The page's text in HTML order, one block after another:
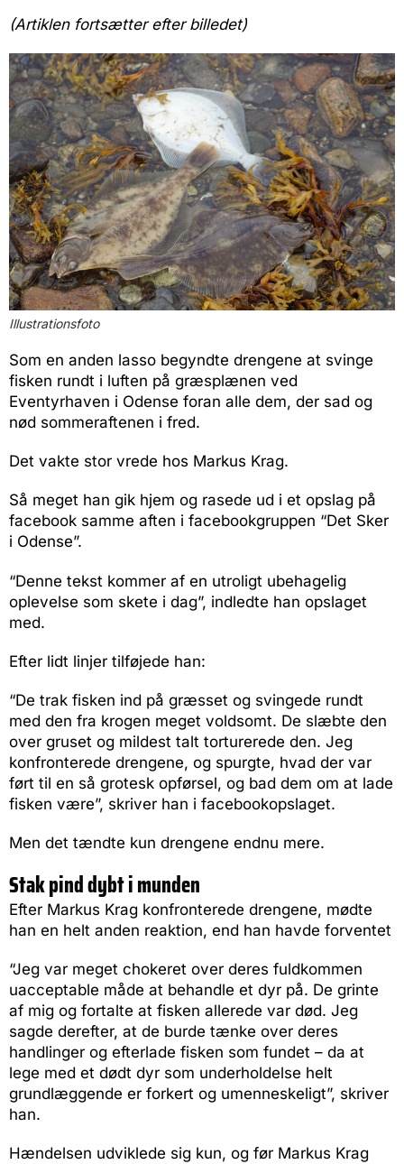
(Artiklen fortsætter efter billedet)
Illustrationsfoto
Som en anden lasso begyndte drengene at svinge
fisken rundt i luften på græsplænen ved
Eventyrhaven i Odense foran alle dem, der sad og
nød sommeraftenen i fred.
Det vakte stor vrede hos Markus Krag.
Så meget han gik hjem og rasede ud i et opslag på
facebook samme aften i facebookgruppen “Det Sker
i Odense”.
“Denne tekst kommer af en utroligt ubehagelig
oplevelse som skete i dag”, indledte han opslaget
med.
Efter lidt linjer tilføjede han:
“De trak fisken ind på græsset og svingede rundt
med den fra krogen meget voldsomt. De slæbte den
over gruset og mildest talt torturerede den. Jeg
konfronterede drengene, og spurgte, hvad der var
ført til en så grotesk opførsel, og bad dem om at lade
fisken være”, skriver han i facebookopslaget.
Men det tændte kun drengene endnu mere.
Stak pind dybt i munden
Efter Markus Krag konfronterede drengene, mødte
han en helt anden reaktion, end han havde forventet
“Jeg var meget chokeret over deres fuldkommen
uacceptable måde at behandle et dyr på. De grinte
af mig og fortalte at fisken allerede var død. Jeg
sagde derefter, at de burde tænke over deres
handlinger og efterlade fisken som fundet – da at
lege med et dødt dyr som underholdelse helt
grundlæggende er forkert og umenneskeligt”, skriver
han.
Hændelsen udviklede sig kun, og før Markus Krag